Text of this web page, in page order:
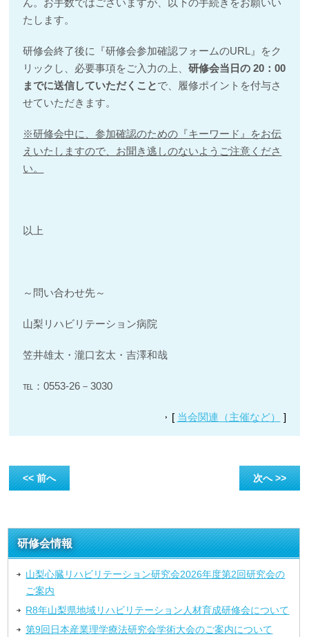
ん。お手数ではございますが、以下の手続きをお願いい
たします。
研修会終了後に『研修会参加確認フォームのURL』をク
リックし、必要事項をご入力の上、研修会当日の 20：00
までに送信していただくことで、履修ポイントを付与さ
せていただきます。
※研修会中に、参加確認のための『キーワード』をお伝
えいたしますので、お聞き逃しのないよう ご注意くださ
い。
以上
～問い合わせ先～
山梨リハビリテーション病院
笠井雄太・瀧口玄太・吉澤和哉
℡：0553-26－3030
[ 当会関連（主催など） ]
<< 前へ 次へ >>
研修会情報
山梨心臓リハビリテーション研究会2026年度第2回研究会の
ご案内
R8年山梨県地域リハビリテーション人材育成研修会について
第9回日本産業理学療法研究会学術大会のご案内について